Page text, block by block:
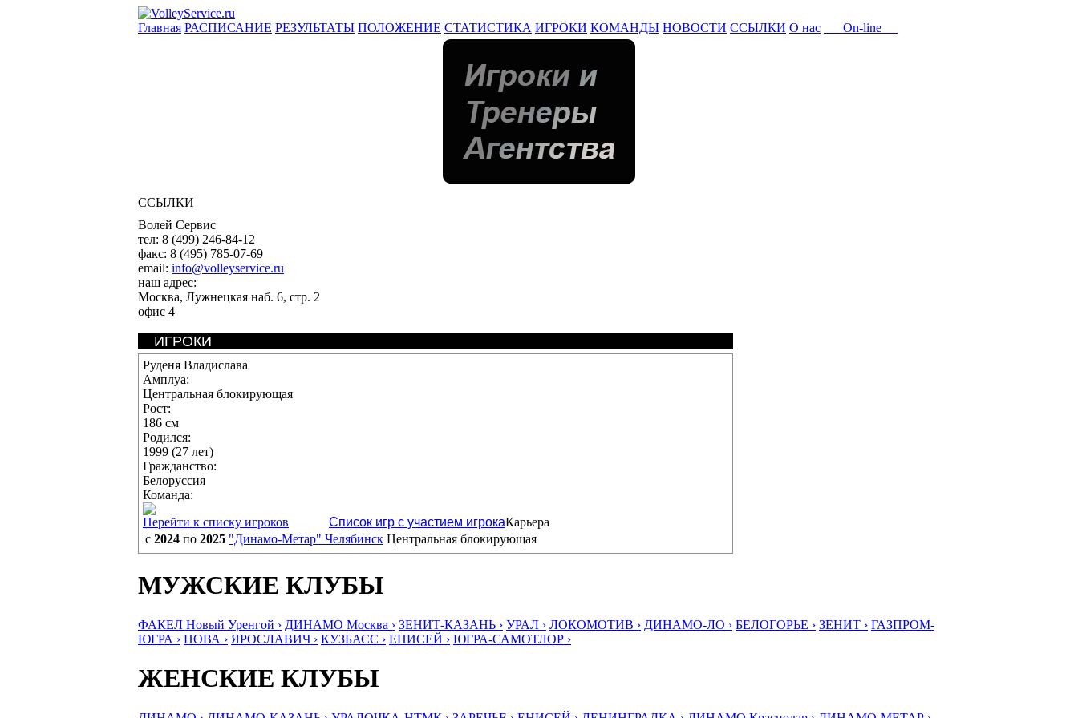
Главная РАСПИСАНИЕ РЕЗУЛЬТАТЫ ПОЛОЖЕНИЕ СТАТИСТИКА ИГРОКИ КОМАНДЫ НОВОСТИ ССЫЛКИ О нас On-line
ССЫЛКИ
Волей Сервис
тел: 8 (499) 246-84-12
факс: 8 (495) 785-07-69
email: info@volleyservice.ru
наш адрес:
Москва, Лужнецкая наб. 6, стр. 2
офис 4
ИГРОКИ
Руденя Владислава
Амплуа:
Центральная блокирующая
Рост:
186 см
Родился:
1999 (27 лет)
Гражданство:
Белоруссия
Команда:
Перейти к списку игроков
Список игр с участием игрокаКарьера
с 2024 по 2025 "Динамо-Метар" Челябинск Центральная блокирующая
МУЖСКИЕ КЛУБЫ
ФАКЕЛ Новый Уренгой › ДИНАМО Москва › ЗЕНИТ-КАЗАНЬ › УРАЛ › ЛОКОМОТИВ › ДИНАМО-ЛО › БЕЛОГОРЬЕ › ЗЕНИТ › ГАЗПРОМ-
ЮГРА › НОВА › ЯРОСЛАВИЧ › КУЗБАСС › ЕНИСЕЙ › ЮГРА-САМОТЛОР ›
ЖЕНСКИЕ КЛУБЫ